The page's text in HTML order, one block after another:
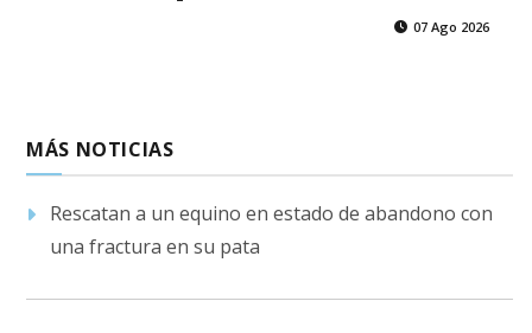
07 Ago 2026
MÁS NOTICIAS
Rescatan a un equino en estado de abandono con
una fractura en su pata